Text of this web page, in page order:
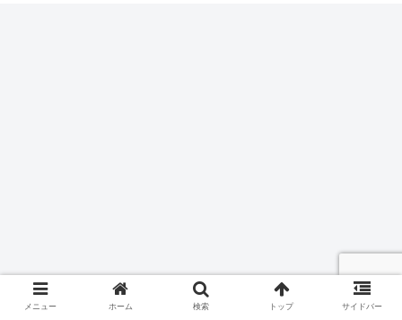
メニュー ホーム 検索 トップ サイドバー